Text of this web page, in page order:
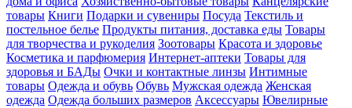
товары Книги Подарки и сувениры Посуда Текстиль и
постельное белье Продукты питания, доставка еды Товары
для творчества и рукоделия Зоотовары Красота и здоровье
Косметика и парфюмерия Интернет-аптеки Товары для
здоровья и БАДы Очки и контактные линзы Интимные
товары Одежда и обувь Обувь Мужская одежда Женская
одежда Одежда больших размеров Аксессуары Ювелирные